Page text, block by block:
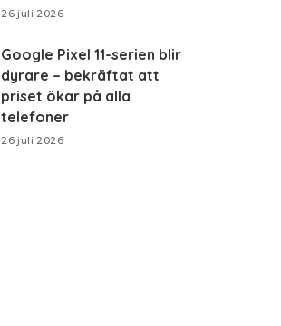
26 juli 2026
Google Pixel 11-serien blir
dyrare – bekräftat att
priset ökar på alla
telefoner
26 juli 2026